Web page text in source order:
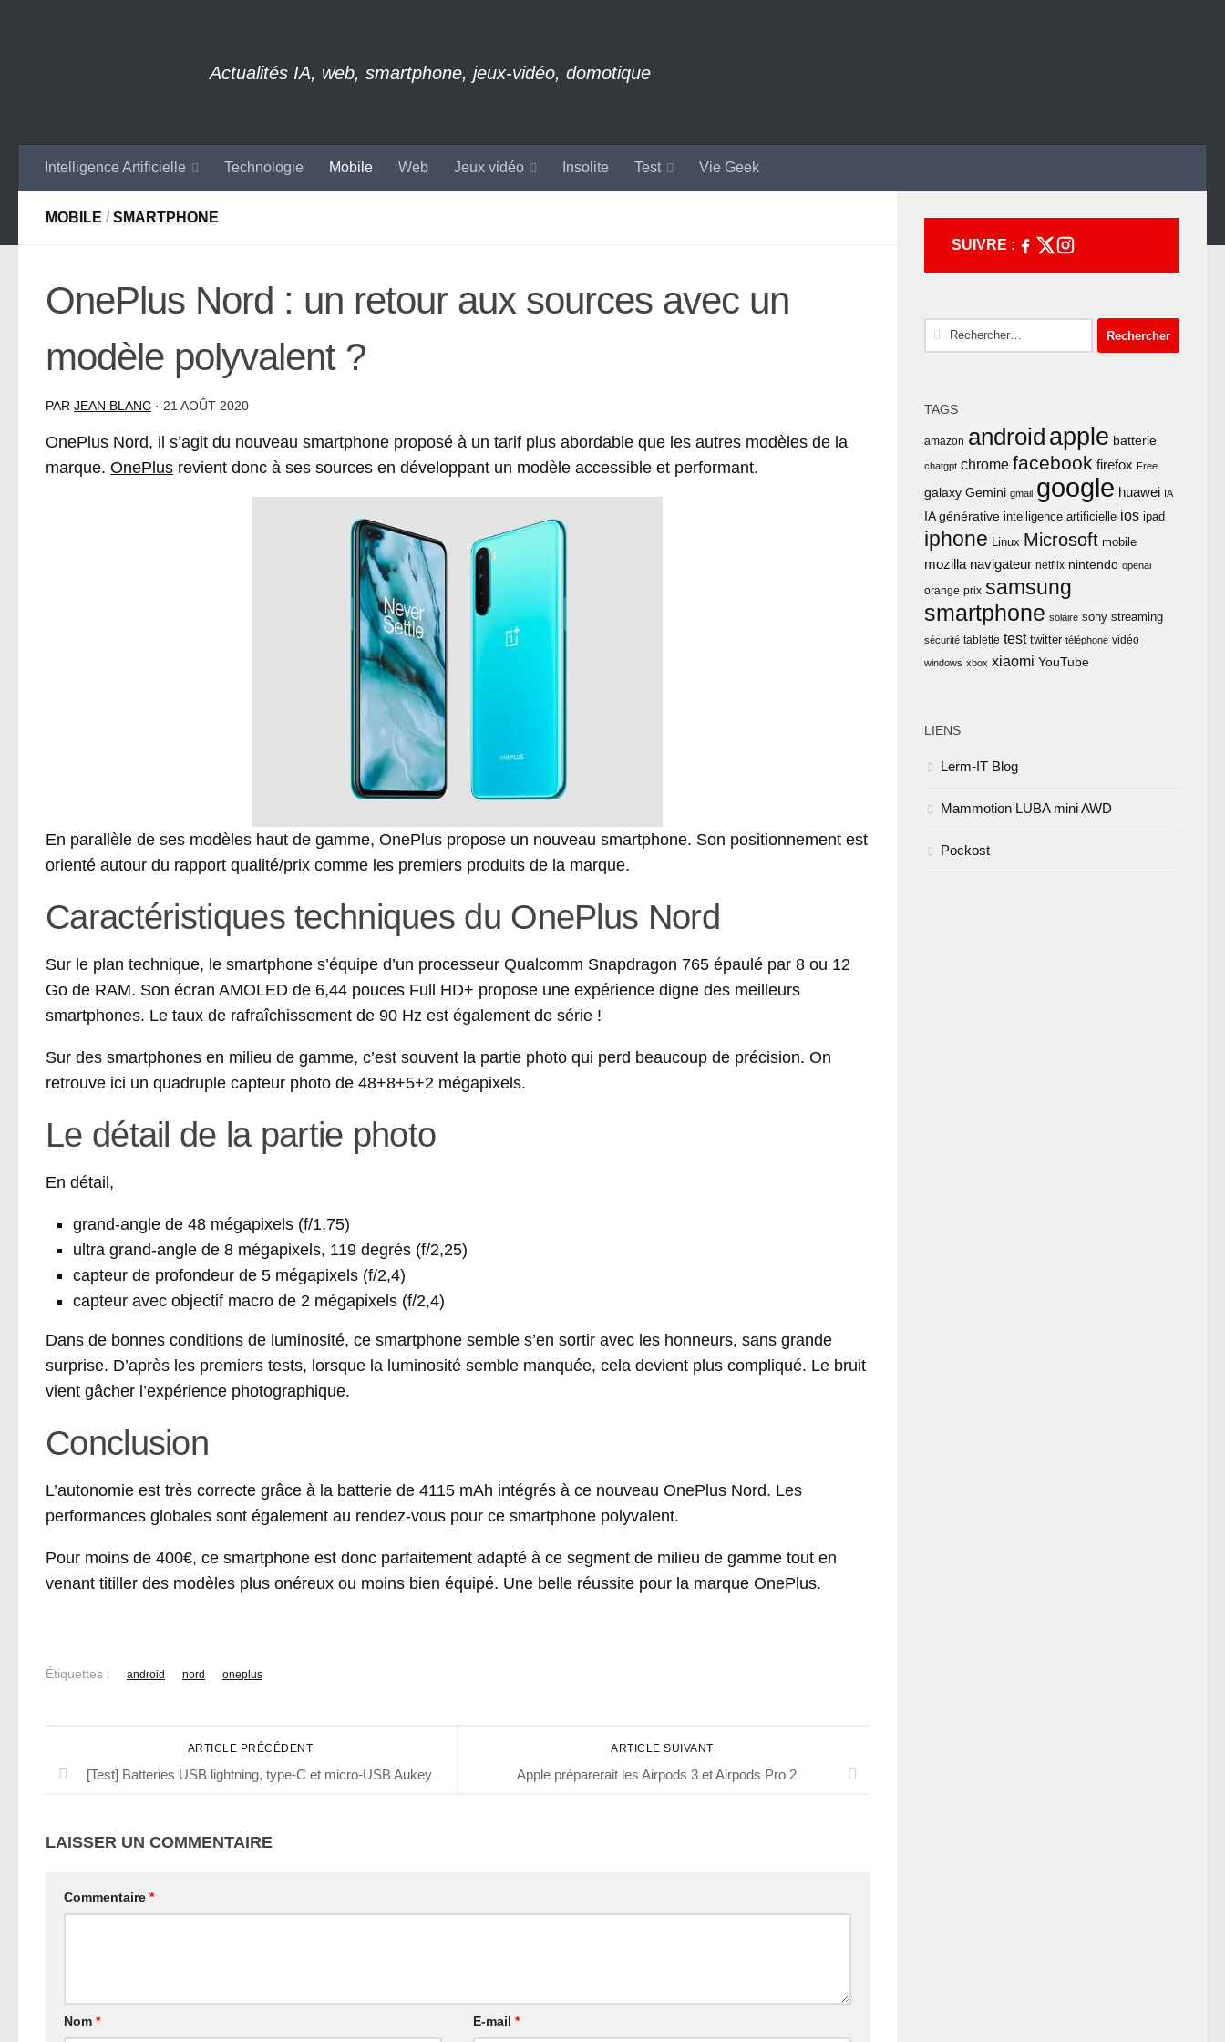
Actualités IA, web, smartphone, jeux-vidéo, domotique
Intelligence Artificielle Technologie Mobile Web Jeux vidéo Insolite Test Vie Geek
MOBILE / SMARTPHONE
OnePlus Nord : un retour aux sources avec un
modèle polyvalent ?
PAR JEAN BLANC · 21 AOÛT 2020
OnePlus Nord, il s’agit du nouveau smartphone proposé à un tarif plus abordable que les autres modèles de la
marque. OnePlus revient donc à ses sources en développant un modèle accessible et performant.
En parallèle de ses modèles haut de gamme, OnePlus propose un nouveau smartphone. Son positionnement est
orienté autour du rapport qualité/prix comme les premiers produits de la marque.
Caractéristiques techniques du OnePlus Nord
Sur le plan technique, le smartphone s’équipe d’un processeur Qualcomm Snapdragon 765 épaulé par 8 ou 12
Go de RAM. Son écran AMOLED de 6,44 pouces Full HD+ propose une expérience digne des meilleurs
smartphones. Le taux de rafraîchissement de 90 Hz est également de série !
Sur des smartphones en milieu de gamme, c’est souvent la partie photo qui perd beaucoup de précision. On
retrouve ici un quadruple capteur photo de 48+8+5+2 mégapixels.
Le détail de la partie photo
En détail,
grand-angle de 48 mégapixels (f/1,75)
ultra grand-angle de 8 mégapixels, 119 degrés (f/2,25)
capteur de profondeur de 5 mégapixels (f/2,4)
capteur avec objectif macro de 2 mégapixels (f/2,4)
Dans de bonnes conditions de luminosité, ce smartphone semble s’en sortir avec les honneurs, sans grande
surprise. D’après les premiers tests, lorsque la luminosité semble manquée, cela devient plus compliqué. Le bruit
vient gâcher l’expérience photographique.
Conclusion
L’autonomie est très correcte grâce à la batterie de 4115 mAh intégrés à ce nouveau OnePlus Nord. Les
performances globales sont également au rendez-vous pour ce smartphone polyvalent.
Pour moins de 400€, ce smartphone est donc parfaitement adapté à ce segment de milieu de gamme tout en
venant titiller des modèles plus onéreux ou moins bien équipé. Une belle réussite pour la marque OnePlus.
Étiquettes : android nord oneplus
ARTICLE SUIVANT
Apple préparerait les Airpods 3 et Airpods Pro 2
ARTICLE PRÉCÉDENT
[Test] Batteries USB lightning, type-C et micro-USB Aukey
LAISSER UN COMMENTAIRE
Commentaire *
Nom * E-mail*
SUIVRE :
Rechercher :
TAGS
amazon android apple batterie
chatgpt chrome facebook firefox Free
galaxy Gemini gmail google huawei IA
IA générative intelligence artificielle ios ipad
iphone Linux Microsoft mobile
mozilla navigateur netflix nintendo openai
orange prix samsung
smartphone solaire sony streaming
sécurité tablette test twitter téléphone vidéo
windows xbox xiaomi YouTube
LIENS
Lerm-IT Blog
Mammotion LUBA mini AWD
Pockost